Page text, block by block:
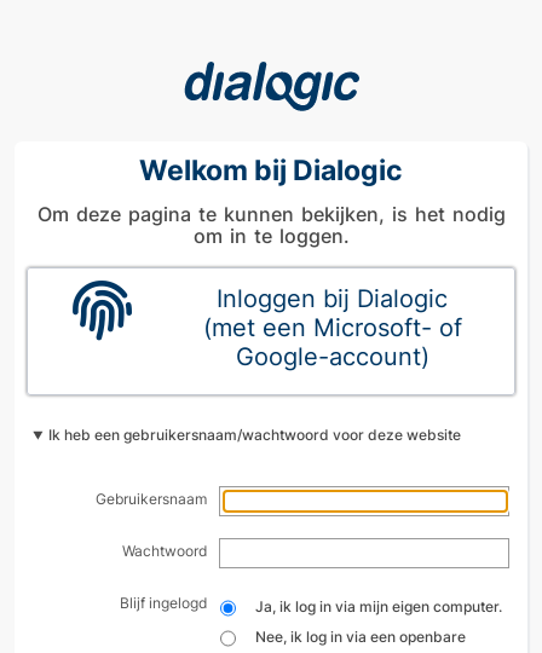
Welkom bij Dialogic
Om deze pagina te kunnen bekijken, is het nodig
om in te loggen.
Inloggen bij Dialogic
(met een Microsoft- of
Google-account)
Ik heb een gebruikersnaam/wachtwoord voor deze website
Gebruikersnaam
Wachtwoord
Blijf ingelogd
Ja, ik log in via mijn eigen computer.
Nee, ik log in via een openbare